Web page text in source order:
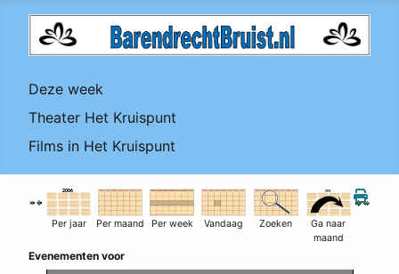
Deze week
Theater Het Kruispunt
Films in Het Kruispunt
Per jaar Per maand Per week Vandaag Zoeken
Ga naar
maand
Evenementen voor